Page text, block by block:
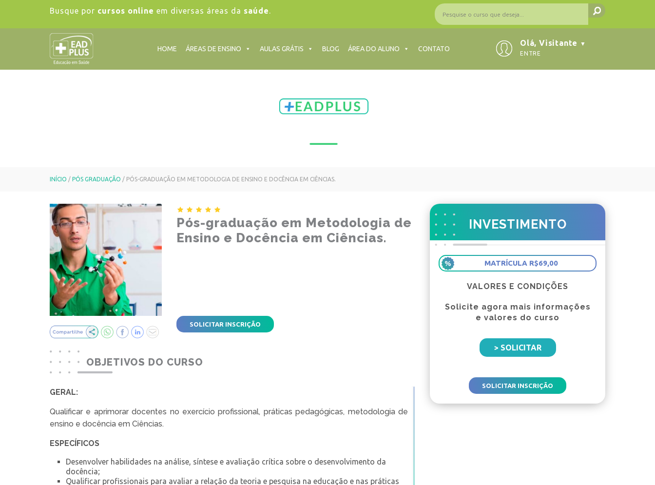
Busque por cursos online em diversas áreas da saúde.
HOME ÁREAS DE ENSINO AULAS GRÁTIS BLOG ÁREA DO ALUNO CONTATO
Olá, Visitante
▼
ENTRE
INÍCIO / PÓS GRADUAÇÃO / PÓS-GRADUAÇÃO EM METODOLOGIA DE ENSINO E DOCÊNCIA EM CIÊNCIAS.
Pós-graduação em Metodologia de
Ensino e Docência em Ciências.
SOLICITAR INSCRIÇÃO
OBJETIVOS DO CURSO
GERAL:
Qualificar e aprimorar docentes no exercício profissional, práticas pedagógicas, metodologia de
ensino e docência em Ciências.
ESPECÍFICOS
Desenvolver habilidades na análise, síntese e avaliação crítica sobre o desenvolvimento da
docência;
Qualificar profissionais para avaliar a relação da teoria e pesquisa na educação e nas práticas
INVESTIMENTO
MATRÍCULA R$69,00
VALORES E CONDIÇÕES
Solicite agora mais informações
e valores do curso
> SOLICITAR
SOLICITAR INSCRIÇÃO